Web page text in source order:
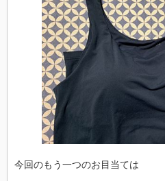
今回のもう一つのお目当ては